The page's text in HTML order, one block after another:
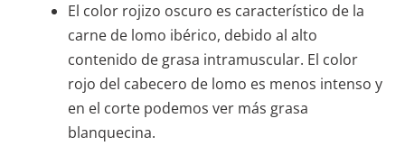
El color rojizo oscuro es característico de la
carne de lomo ibérico, debido al alto
contenido de grasa intramuscular. El color
rojo del cabecero de lomo es menos intenso y
en el corte podemos ver más grasa
blanquecina.